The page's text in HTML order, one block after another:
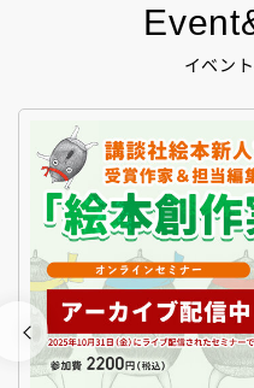
イベン